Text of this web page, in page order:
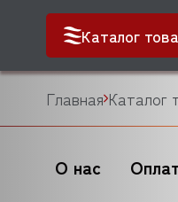
Каталог
Главная Каталог
О нас